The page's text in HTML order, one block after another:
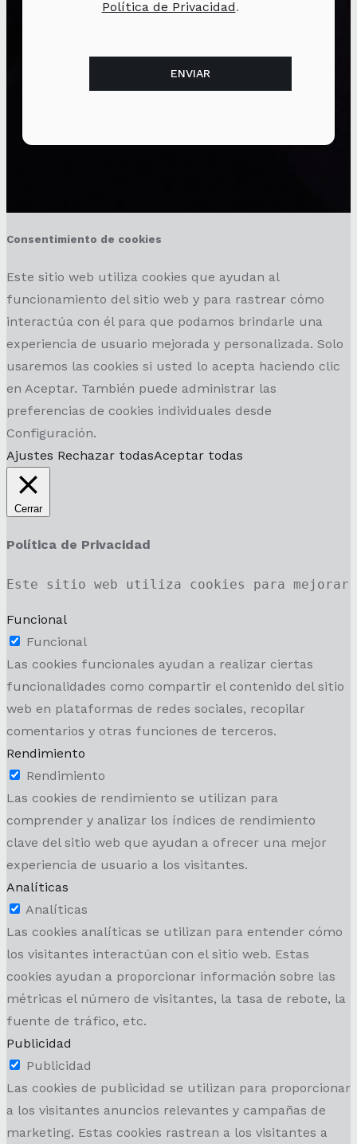
Política de Privacidad.
Consentimiento de cookies
Este sitio web utiliza cookies que ayudan al
funcionamiento del sitio web y para rastrear cómo
interactúa con él para que podamos brindarle una
experiencia de usuario mejorada y personalizada. Solo
usaremos las cookies si usted lo acepta haciendo clic
en Aceptar. También puede administrar las
preferencias de cookies individuales desde
Configuración.
Ajustes Rechazar todasAceptar todas
Cerrar
Política de Privacidad
Este sitio web utiliza cookies para mejorar
Funcional
Funcional
Las cookies funcionales ayudan a realizar ciertas
funcionalidades como compartir el contenido del sitio
web en plataformas de redes sociales, recopilar
comentarios y otras funciones de terceros.
Rendimiento
Rendimiento
Las cookies de rendimiento se utilizan para
comprender y analizar los índices de rendimiento
clave del sitio web que ayudan a ofrecer una mejor
experiencia de usuario a los visitantes.
Analíticas
Analíticas
Las cookies analíticas se utilizan para entender cómo
los visitantes interactúan con el sitio web. Estas
cookies ayudan a proporcionar información sobre las
métricas el número de visitantes, la tasa de rebote, la
fuente de tráfico, etc.
Publicidad
Publicidad
Las cookies de publicidad se utilizan para proporcionar
a los visitantes anuncios relevantes y campañas de
marketing. Estas cookies rastrean a los visitantes a